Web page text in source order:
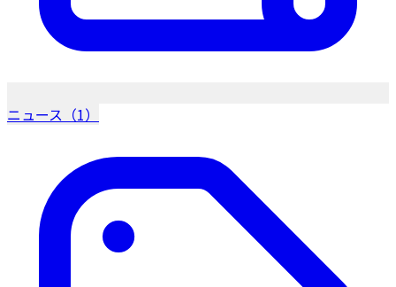
ニュース（1）